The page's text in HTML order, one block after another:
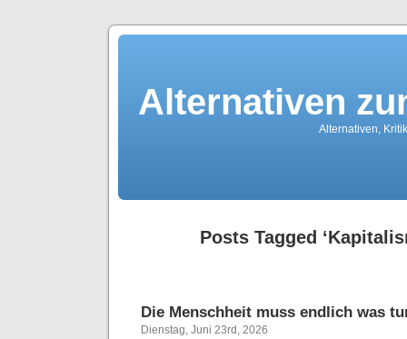
Alternativen
Alternativen,
Posts Tagged
Die Menschheit muss endlich was
Dienstag, Juni 23rd, 2026